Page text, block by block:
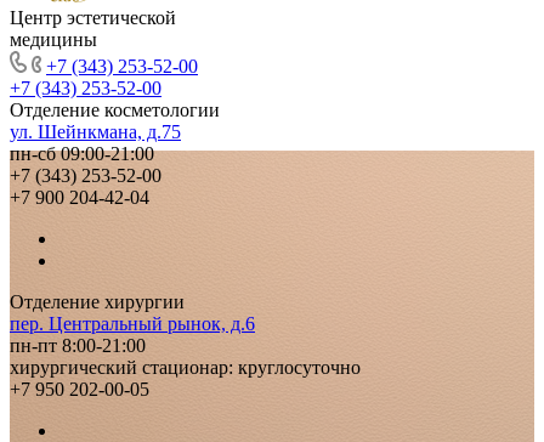
Центр эстетической
медицины
+7 (343) 253-52-00
+7 (343) 253-52-00
Отделение косметологии
ул. Шейнкмана, д.75
пн-сб 09:00-21:00
+7 (343) 253-52-00
+7 900 204-42-04
Отделение хирургии
пер. Центральный рынок, д.6
пн-пт 8:00-21:00
хирургический стационар: круглосуточно
+7 950 202-00-05